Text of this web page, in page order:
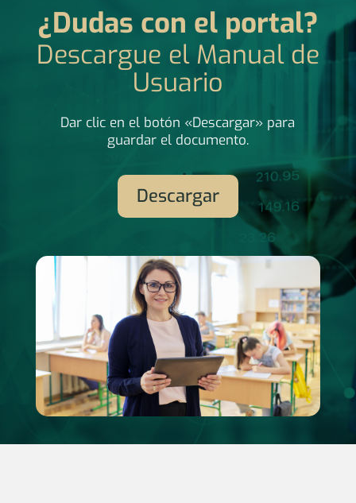
¿Dudas con el portal?
Descargue el Manual de
Usuario
Dar clic en el botón «Descargar» para
guardar el documento.
Descargar